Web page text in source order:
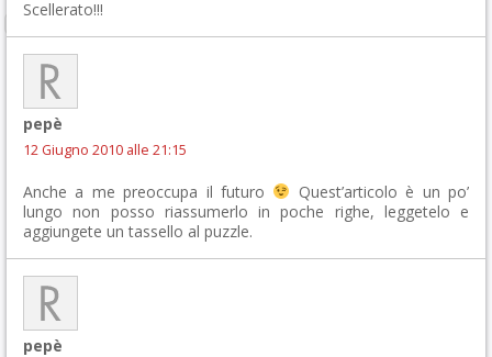
Scellerato!!!
pepè
12 Giugno 2010 alle 21:15
Anche a me preoccupa il futuro
Quest’articolo è un po’
lungo non posso riassumerlo in poche righe, leggetelo e
aggiungete un tassello al puzzle.
pepè